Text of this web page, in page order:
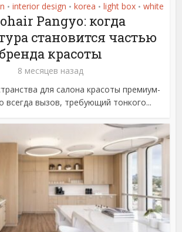
• interior design • korea • light box • white
Pangyo: когда
становится частью
бренда красоты
8 месяцев назад
для салона красоты премиум-
всегда вызов, требующий тонкого...